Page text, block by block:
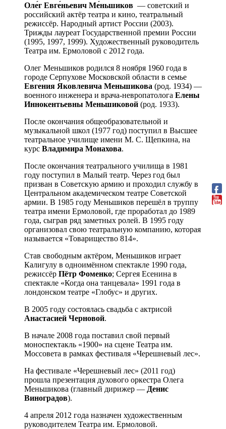
Оле́г Евге́ньевич Ме́ньшиков — советский и
российский актёр театра и кино, театральный
режиссёр. Народный артист России (2003).
Трижды лауреат Государственной премии России
(1995, 1997, 1999). Художественный руководитель
Театра им. Ермоловой с 2012 года.
Олег Меньшиков родился 8 ноября 1960 года в
городе Серпухове Московской области в семье
Евгения Яковлевича Меньшикова (род. 1934) —
военного инженера и врача-невропатолога Елены
Иннокентьевны Меньшиковой (род. 1933).
После окончания общеобразовательной и
музыкальной школ (1977 год) поступил в Высшее
театральное училище имени М. С. Щепкина, на
курс Владимира Монахова.
После окончания театрального училища в 1981
году поступил в Малый театр. Через год был
призван в Советскую армию и проходил службу в
Центральном академическом театре Советской
армии. В 1985 году Меньшиков перешёл в труппу
театра имени Ермоловой, где проработал до 1989
года, сыграв ряд заметных ролей. В 1995 году
организовал свою театральную компанию, которая
называется «Товарищество 814».
Став свободным актёром, Меньшиков играет
Калигулу в одноимённом спектакле 1990 года,
режиссёр Пётр Фоменко; Сергея Есенина в
спектакле «Когда она танцевала» 1991 года в
лондонском театре «Глобус» и других.
В 2005 году состоялась свадьба с актрисой
Анастасией Черновой.
В начале 2008 года поставил свой первый
моноспектакль «1900» на сцене Театра им.
Моссовета в рамках фестиваля «Черешневый лес».
На фестивале «Черешневый лес» (2011 год)
прошла презентация духового оркестра Олега
Меньшикова (главный дирижер — Денис
Виноградов).
4 апреля 2012 года назначен художественным
руководителем Театра им. Ермоловой.